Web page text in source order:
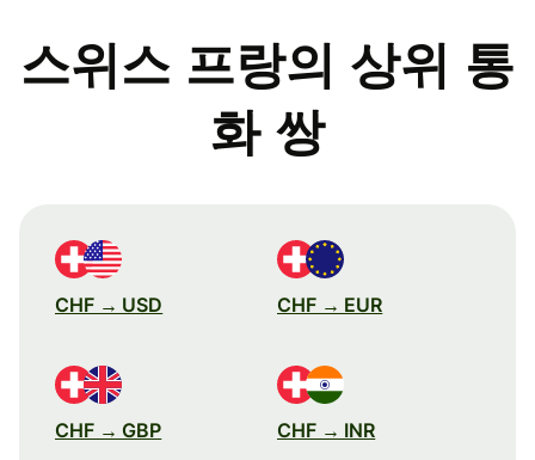
스위스 프랑의 상위 통
화 쌍
CHF → USD CHF → EUR
CHF → GBP CHF → INR